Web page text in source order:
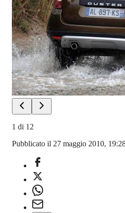
1 di 12
Pubblicato il 27 maggio 2010,